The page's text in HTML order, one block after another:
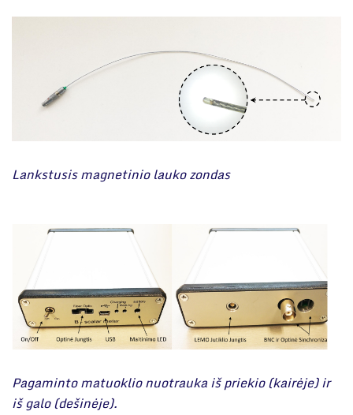
Lankstusis magnetinio lauko zondas
Pagaminto matuoklio nuotrauka iš priekio (kairėje) ir
iš galo (dešinėje).